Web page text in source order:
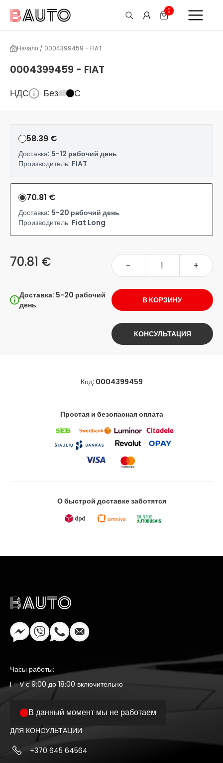
0
Начало / 0004399459 - FIAT
0004399459 - FIAT
НДС Без С
58.39 €
Доставка: 5-12 рабочий день
Производитель: FIAT
70.81 €
Доставка: 5-20 рабочий день
Производитель: Fiat Long
70.81 € - +
Доставка: 5-20 рабочий
день
В КОРЗИНУ
КОНСУЛЬТАЦИЯ
Код: 0004399459
Простая и безопасная оплата
О быстрой доставке заботятся
Часы работы:
I - V с 9:00 до 18:00 включительно
В данный момент мы не работаем
ДЛЯ КОНСУЛЬТАЦИИ
+370 645 64564